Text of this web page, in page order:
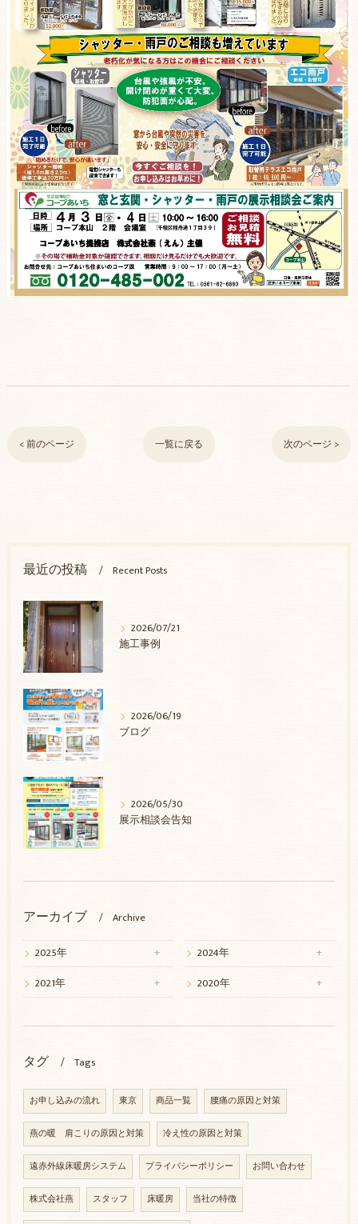
< 前のページ 一覧に戻る 次のページ >
最近の投稿 Recent Posts
2026/07/21
施工事例
2026/06/19
ブログ
2026/05/30
展示相談会告知
アーカイブ Archive
2025年
2024年
2021年
2020年
タグ Tags
お申し込みの流れ 東京 商品一覧 腰痛の原因と対策
燕の暖 肩こりの原因と対策 冷え性の原因と対策
遠赤外線床暖房システム プライバシーポリシー お問い合わせ
株式会社燕 スタッフ 床暖房 当社の特徴